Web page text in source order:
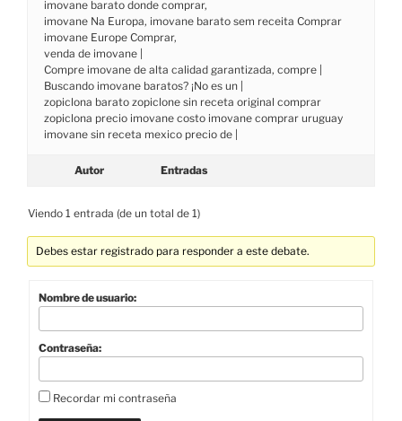
imovane barato donde comprar,
imovane Na Europa, imovane barato sem receita Comprar
imovane Europe Comprar,
venda de imovane |
Compre imovane de alta calidad garantizada, compre |
Buscando imovane baratos? ¡No es un |
zopiclona barato zopiclone sin receta original comprar
zopiclona precio imovane costo imovane comprar uruguay
imovane sin receta mexico precio de |
Autor Entradas
Viendo 1 entrada (de un total de 1)
Debes estar registrado para responder a este debate.
Nombre de usuario:
Contraseña:
Recordar mi contraseña